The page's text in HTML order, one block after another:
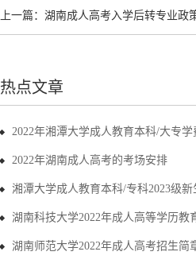
上一篇： 湖南成人高考入学后转专业政
热点文章
2022年湘潭大学成人教育本科/大专学
2022年湖南成人高考的考场安排
湘潭大学成人教育本科/专科2023级
湖南科技大学2022年成人高等学历教
湖南师范大学2022年成人高考招生简